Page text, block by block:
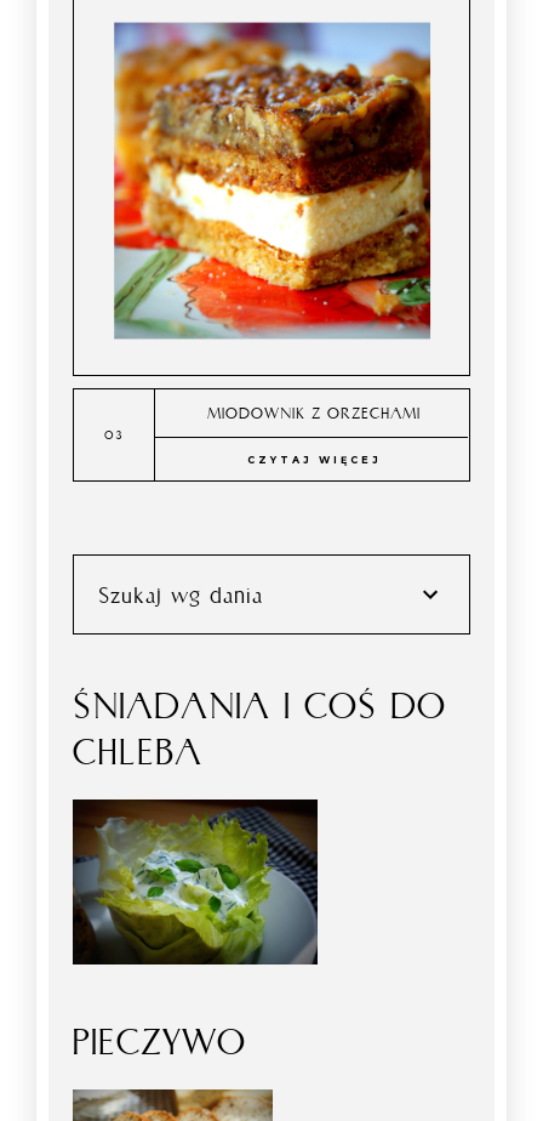
MIODOWNIK Z ORZECHAMI
CZYTAJ WIĘCEJ
Szukaj wg dania
ŚNIADANIA I COŚ DO
CHLEBA
PIECZYWO